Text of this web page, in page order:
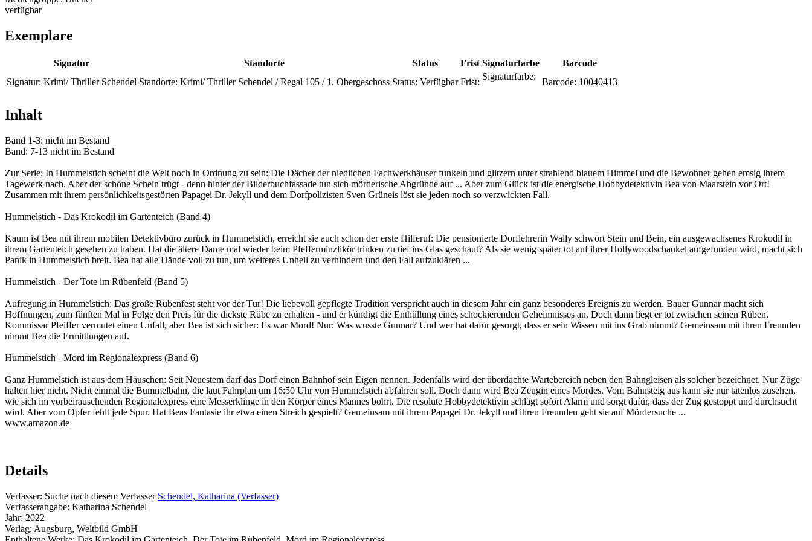
verfügbar
Exemplare
Signatur Standorte Status Frist Signaturfarbe
Barcode
Signatur: Krimi/ Thriller Schendel Standorte: Krimi/ Thriller Schendel / Regal 105 / 1. Obergeschoss Status: Verfügbar Frist:
Signaturfarbe:
Barcode: 10040413
Inhalt
Band 1-3: nicht im Bestand
Band: 7-13 nicht im Bestand
Zur Serie: In Hummelstich scheint die Welt noch in Ordnung zu sein: Die Dächer der niedlichen Fachwerkhäuser funkeln und glitzern unter strahlend blauem Himmel und die Bewohner gehen emsig ihrem
Tagewerk nach. Aber der schöne Schein trügt - denn hinter der Bilderbuchfassade tun sich mörderische Abgründe auf ... Aber zum Glück ist die energische Hobbydetektivin Bea von Maarstein vor Ort!
Zusammen mit ihrem persönlichkeitsgestörten Papagei Dr. Jekyll und dem Dorfpolizisten Sven Grüneis löst sie jeden noch so verzwickten Fall.
Hummelstich - Das Krokodil im Gartenteich (Band 4)
Kaum ist Bea mit ihrem mobilen Detektivbüro zurück in Hummelstich, erreicht sie auch schon der erste Hilferuf: Die pensionierte Dorflehrerin Wally schwört Stein und Bein, ein ausgewachsenes Krokodil in
ihrem Gartenteich gesehen zu haben. Hat die ältere Dame mal wieder beim Pfefferminzlikör trinken zu tief ins Glas geschaut? Als sie wenig später tot auf ihrer Hollywoodschaukel aufgefunden wird, macht sich
Panik in Hummelstich breit. Bea hat alle Hände voll zu tun, um weiteres Unheil zu verhindern und den Fall aufzuklären ...
Hummelstich - Der Tote im Rübenfeld (Band 5)
Aufregung in Hummelstich: Das große Rübenfest steht vor der Tür! Die liebevoll gepflegte Tradition verspricht auch in diesem Jahr ein ganz besonderes Ereignis zu werden. Bauer Gunnar macht sich
Hoffnungen, zum fünften Mal in Folge den Preis für die dickste Rübe zu erhalten - und er kündigt die Enthüllung eines schockierenden Geheimnisses an. Doch dann liegt er tot zwischen seinen Rüben.
Kommissar Pfeiffer vermutet einen Unfall, aber Bea ist sich sicher: Es war Mord! Nur: Was wusste Gunnar? Und wer hat dafür gesorgt, dass er sein Wissen mit ins Grab nimmt? Gemeinsam mit ihren Freunden
nimmt Bea die Ermittlungen auf.
Hummelstich - Mord im Regionalexpress (Band 6)
Ganz Hummelstich ist aus dem Häuschen: Seit Neuestem darf das Dorf einen Bahnhof sein Eigen nennen. Jedenfalls wird der überdachte Wartebereich neben den Bahngleisen als solcher bezeichnet. Nur Züge
halten hier nicht. Nicht einmal die Bummelbahn, die laut Fahrplan um 16:50 Uhr von Hummelstich abfahren soll. Doch dann wird Bea Zeugin eines Mordes. Vom Bahnsteig aus kann sie nur tatenlos zusehen,
wie sich im vorbeirauschenden Regionalexpress eine Messerklinge in den Körper eines Mannes bohrt. Die resolute Hobbydetektivin schlägt sofort Alarm und sorgt dafür, dass der Zug gestoppt und durchsucht
wird. Aber vom Opfer fehlt jede Spur. Hat Beas Fantasie ihr etwa einen Streich gespielt? Gemeinsam mit ihrem Papagei Dr. Jekyll und ihren Freunden geht sie auf Mördersuche ...
www.amazon.de
Details
Verfasser: Suche nach diesem Verfasser Schendel, Katharina (Verfasser)
Verfasserangabe: Katharina Schendel
Jahr: 2022
Verlag: Augsburg, Weltbild GmbH